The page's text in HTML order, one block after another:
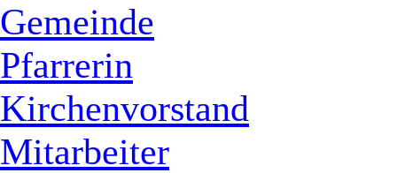
Gemeinde
Pfarrerin
Kirchenvorstand
Mitarbeiter